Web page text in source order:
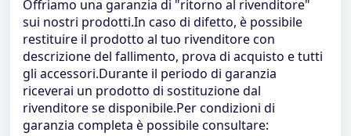
Offriamo una garanzia di "ritorno al rivenditore"
sui nostri prodotti.In caso di difetto, è possibile
restituire il prodotto al tuo rivenditore con
descrizione del fallimento, prova di acquisto e tutti
gli accessori.Durante il periodo di garanzia
riceverai un prodotto di sostituzione dal
rivenditore se disponibile.Per condizioni di
garanzia completa è possibile consultare: